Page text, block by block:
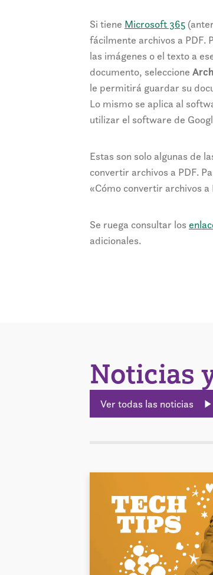
Si tiene Microsoft 365
fácilmente archivos a PDF.
las imágenes o el texto a
documento, seleccione
le permitirá guardar su
Lo mismo se aplica al
utilizar el software de
Estas son solo algunas de
convertir archivos a PDF.
«Cómo convertir archivos
Se ruega consultar los
adicionales.
Noticias
Ver todas las noticias